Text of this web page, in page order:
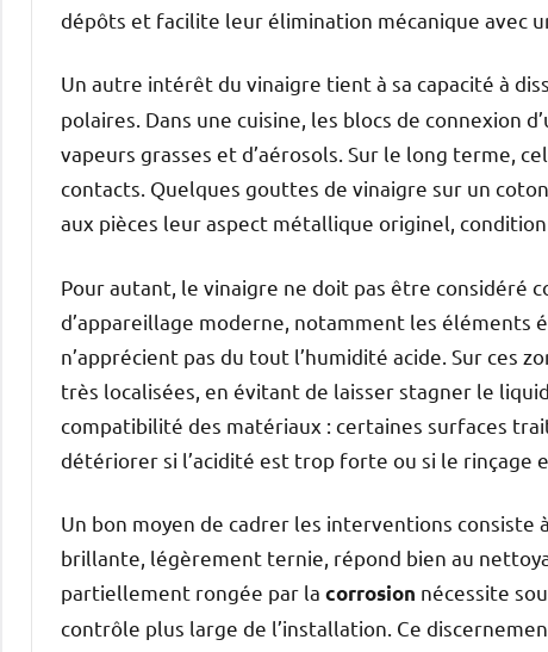
dépôts et facilite leur élimination mécanique avec
Un autre intérêt du vinaigre tient à sa capacité à
polaires. Dans une cuisine, les blocs de connexion
vapeurs grasses et d’aérosols. Sur le long terme,
contacts. Quelques gouttes de vinaigre sur un
aux pièces leur aspect métallique originel,
Pour autant, le vinaigre ne doit pas être considéré
d’appareillage moderne, notamment les éléments
n’apprécient pas du tout l’humidité acide. Sur ces
très localisées, en évitant de laisser stagner le
compatibilité des matériaux : certaines surfaces
détériorer si l’acidité est trop forte ou si le rinçage
Un bon moyen de cadrer les interventions
brillante, légèrement ternie, répond bien au
partiellement rongée par la corrosion nécessite
contrôle plus large de l’installation. Ce